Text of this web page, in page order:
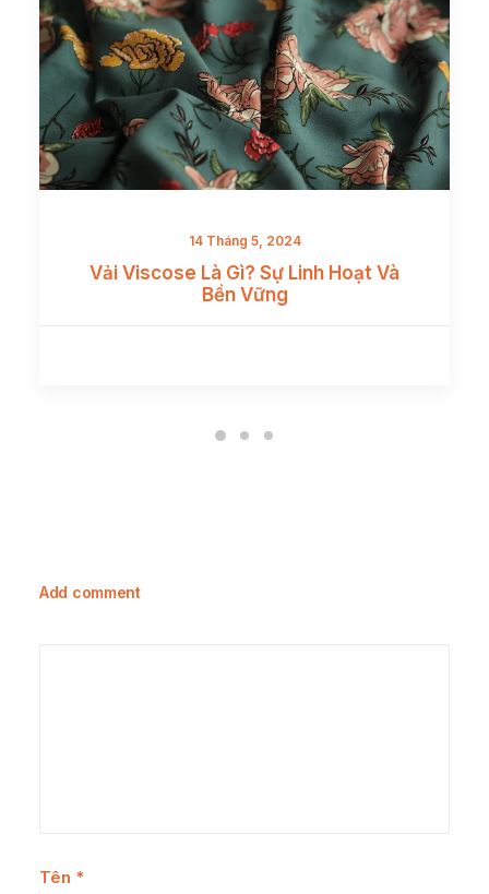
14 Tháng 5, 2024
Vải Viscose Là Gì? Sự Linh Hoạt Và
Bền Vững
Add comment
Tên *